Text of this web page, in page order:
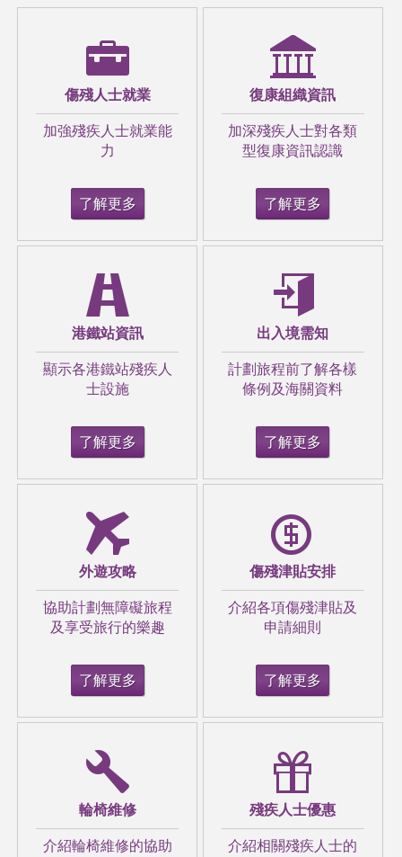
維港泳2022｜39歲母親脊椎突長血瘤須坐輪
椅 學游水復健渡海衝線
IVE學生研「防跌易」應用程式 AI判辨長者
復康動作準確率九成
先天疾病 ︳航空公司改造6個機位成擔架床
助2.15米罕病女生圓出國旅遊夢
長情陪伴15年 熱心男帶「半癱輪椅兄弟」玩
傷殘人士就業
加強殘疾人士就業能
力
了解更多
復康組織資訊
加深殘疾人士對各類
型復康資訊認識
了解更多
港鐵站資訊
顯示各港鐵站殘疾人
士設施
了解更多
出入境需知
計劃旅程前了解各樣
條例及海關資料
了解更多
外遊攻略
協助計劃無障礙旅程
及享受旅行的樂趣
了解更多
傷殘津貼安排
介紹各項傷殘津貼及
申請細則
了解更多
輪椅維修
介紹輪椅維修的協助
殘疾人士優惠
介紹相關殘疾人士的